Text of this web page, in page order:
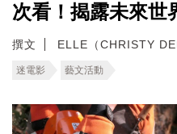
次看！揭露未來世
撰文 ELLE（CHRISTY
迷電影 藝文活動